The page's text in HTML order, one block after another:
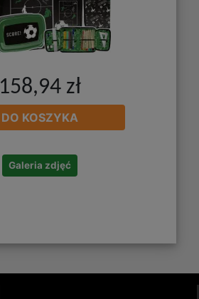
158,94 zł
DO KOSZYKA
Galeria zdjęć